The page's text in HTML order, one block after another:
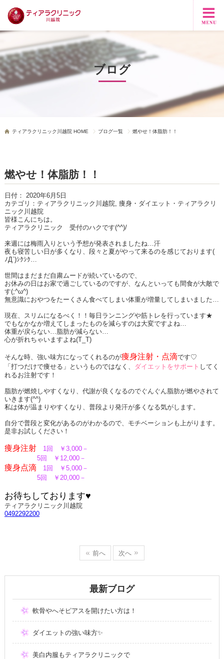
ブログ
ティアラクリニック川越院 HOME ブログ一覧 燃やせ！体脂肪！！
燃やせ！体脂肪！！
日付： 2020年6月5日
カテゴリ： ティアラクリニック川越院, 痩身・ダイエット・ティアラクリ
ニック川越院
皆様こんにちは。
ティアラクリニック 受付のハクです(^^)/
来週には梅雨入りという予想が発表されましたね…汗
夜も寝苦しい日が多くなり、段々と夏がやって来るのを感じております(
ﾉД`)ｼｸｼｸ…
世間はまだまだ自粛ムードが続いているので、
お休みの日はお家で過ごしているのですが、なんといっても間食が大敵で
す(;^ω^)
無意識におやつをたーくさん食べてしまい体重が増量してしまいました…
現在、スリムになるべく！！毎日ランニングや筋トレを行っています★
でもなかなか増えてしまったものを減らすのは大変ですよね…
体重が戻らない…脂肪が減らない…
心が折れちゃいますよね(T_T)
そんな時、強い味方になってくれるのが痩身注射・点滴です♡
「打つだけで痩せる」というものではなく、 ダイエットをサポート してく
れるお注射です！
脂肪が燃焼しやすくなり、代謝が良くなるのでぐんぐん脂肪が燃やされて
いきます(^^)
私は体が温まりやすくなり、普段より発汗が多くなる気がします。
自分で普段と変化があるのがわかるので、モチベーションも上がります。
是非お試しください！
痩身注射
1回 ￥3,000－
5回 ￥12,000－
痩身点滴
1回 ￥5,000－
5回 ￥20,000－
お待ちしております♥
ティアラクリニック川越院
0492292200
前へ 次へ
最新ブログ
軟骨やへそピアスを開けたい方は！
ダイエットの強い味方✨
美白内服もティアラクリニックで